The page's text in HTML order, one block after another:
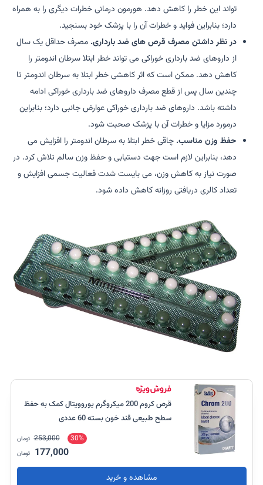
تواند این خطر را کاهش دهد. هورمون درمانی خطرات دیگری را به همراه
دارد؛ بنابراین فواید و خطرات آن را با پزشک خود بسنجید.
در نظر داشتن مصرف قرص های ضد بارداری. مصرف حداقل یک سال
از داروهای ضد بارداری خوراکی می تواند خطر ابتلا سرطان اندومتر را
کاهش دهد. ممکن است که اثر کاهشی خطر ابتلا به سرطان اندومتر تا
چندین سال پس از قطع مصرف داروهای ضد بارداری خوراکی ادامه
داشته باشد. داروهای ضد بارداری خوراکی عوارض جانبی دارد؛ بنابراین
درمورد مزایا و خطرات آن با پزشک صحبت شود.
حفظ وزن مناسب. چاقی خطر ابتلا به سرطان اندومتر را افزایش می
دهد، بنابراین لازم است جهت دستیابی و حفظ وزن سالم تلاش کرد. در
صورت نیاز به کاهش وزن، می بایست شدت فعالیت جسمی افزایش و
تعداد کالری دریافتی روزانه کاهش داده شود.
قرص کروم 200 میکروگرم یوروویتال کمک به حفظ
سطح طبیعی قند خون بسته 60 عددی
30%
253,000 تومان
177,000 تومان
مشاهده و خرید